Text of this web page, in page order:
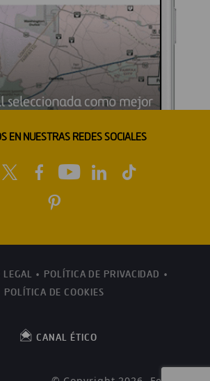
EN NUESTRAS REDES SOCIALES
LEGAL
POLÍTICA DE PRIVACIDAD
POLÍTICA DE COOKIES
CANAL ÉTICO